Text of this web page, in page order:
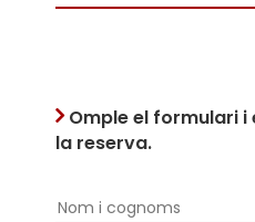
Omple el formulari
la reserva.